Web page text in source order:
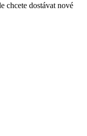
chcete dostávat nové